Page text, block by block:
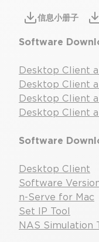
信息小册子
Software
Desktop Client
Desktop Client
Desktop Client
Desktop Client
Software
Desktop Client
Software
n-Serve for Mac
Set IP Tool
NAS Simulation